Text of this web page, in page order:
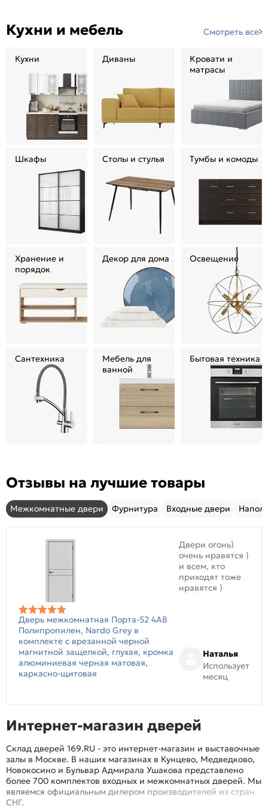
Кухни и мебель Смотреть все
Кухни Диваны
Кровати и
матрасы
Шкафы Столы и стулья Тумбы и комоды
Хранение и
порядок
Декор для дома Освещение
Сантехника
Мебель для
ванной
Бытовая техника
Отзывы на лучшие товары
Межкомнатные двери Фурнитура Входные двери
Дверь межкомнатная Порта-52 4AB
Полипропилен, Nardo Grey в
комплекте с врезанной черной
магнитной защелкой, глухая, кромка
алюминиевая черная матовая,
каркасно-щитовая
Двери огонь)
очень нравятся )
и всем, кто
приходят тоже
нравятся )
Наталья
Использует
месяц
Интернет-магазин дверей
Склад дверей 169.RU - это интернет-магазин и выставочные
залы в Москве. В наших магазинах в Кунцево, Медведково,
Новокосино и Бульвар Адмирала Ушакова представлено
более 700 комплектов входных и межкомнатных дверей. Мы
являемся официальным дилером производителей из стран
СНГ.